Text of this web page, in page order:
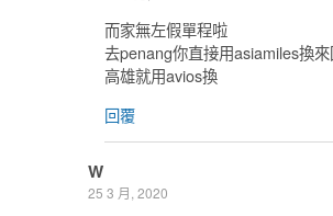
而家無左假單程啦
去penang你直接用asiamiles換
高雄就用avios換
回覆
W
25 3 月, 2020